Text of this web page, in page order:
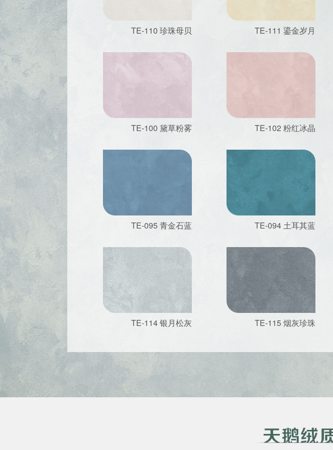
TE-110 珍珠母贝 TE-111 鎏金岁月
TE-100 黛草粉雾 TE-102 粉红冰晶
TE-095 青金石蓝 TE-094 土耳其蓝
TE-114 银月松灰 TE-115 烟灰珍珠